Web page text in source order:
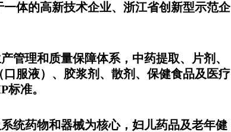
体的高新技术企业、浙江省创新型示范企
管理和质量保障体系，中药提取、片剂、
服液）、胶浆剂、散剂、保健食品及医疗
准。
统药物和器械为核心，妇儿药品及老年健